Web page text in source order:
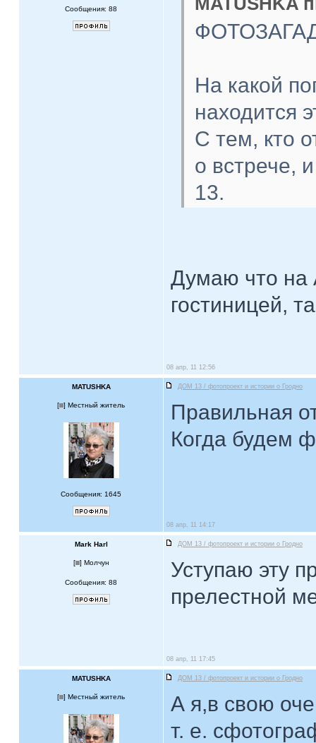
Сообщения: 88
На какой
находится
С тем, кто
о встрече,
13.
Думаю что на
гостиницей,
08 апр, 11 12:56
MATUSHKA ДОМ 13 / фотопроект и истории о Гродно
[ ] Местный житель
Сообщения: 1645
Правильная
Когда будем
08 апр, 11 14:17
Mark Harl ДОМ 13 / фотопроект и истории о Гродно
[ ] Молчун
Сообщения: 88
Уступаю эту
прелестной
08 апр, 11 17:45
MATUSHKA ДОМ 13 / фотопроект и истории о Гродно
[ ] Местный житель
А я,в свою
т. е.